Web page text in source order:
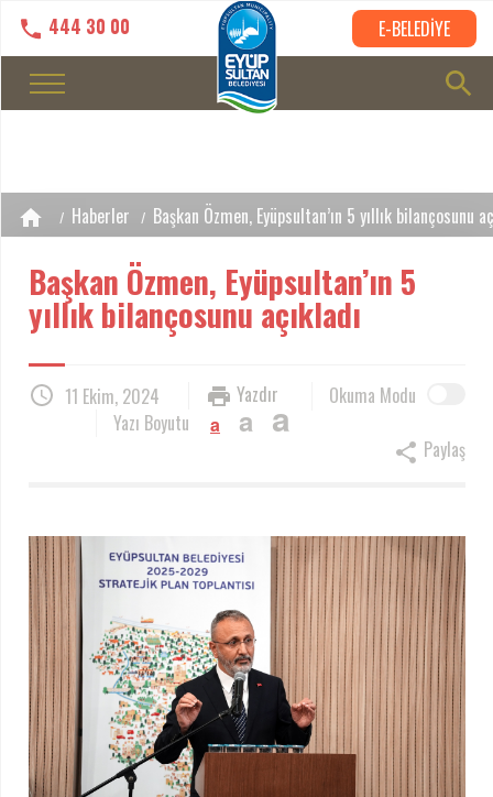
444 30 00 E-BELEDİYE
Haberler Başkan Özmen, Eyüpsultan’ın 5 yıllık bilançosunu
Başkan Özmen, Eyüpsultan’ın 5
yıllık bilançosunu açıkladı
11 Ekim, 2024 Okuma Modu
Yazdır
Yazı Boyutu
a a a
Paylaş